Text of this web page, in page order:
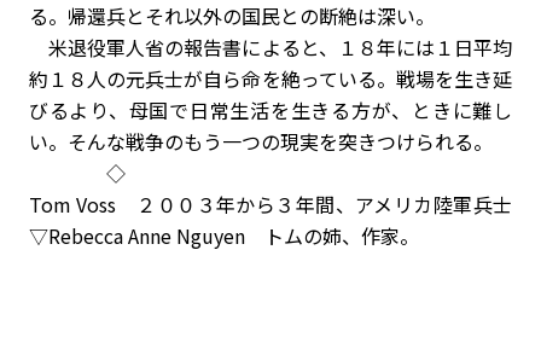
る。帰還兵とそれ以外の国民との断絶は深い。
米退役軍人省の報告書によると、１８年には１日平均
約１８人の元兵士が自ら命を絶っている。戦場を生き延
びるより、母国で日常生活を生きる方が、ときに難し
い。そんな戦争のもう一つの現実を突きつけられる。
◇
Tom Voss ２００３年から３年間、アメリカ陸軍兵士
▽Rebecca Anne Nguyen トムの姉、作家。